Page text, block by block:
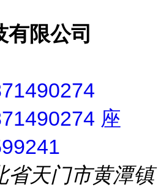
限公司
座
省天门市黄潭镇